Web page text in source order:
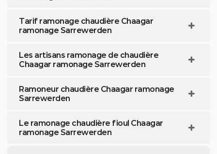
Tarif ramonage chaudière Chaagar
ramonage Sarrewerden
Les artisans ramonage de chaudière
Chaagar ramonage Sarrewerden
Ramoneur chaudière Chaagar ramonage
Sarrewerden
Le ramonage chaudière fioul Chaagar
ramonage Sarrewerden